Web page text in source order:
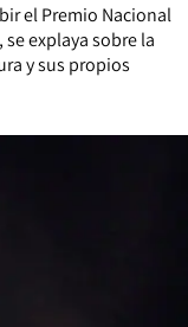
el Premio Nacional
explaya sobre la
y sus propios